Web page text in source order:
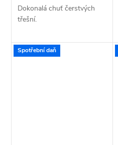
Dokonalá chuť čerstvých
třešní.
Spotřební daň